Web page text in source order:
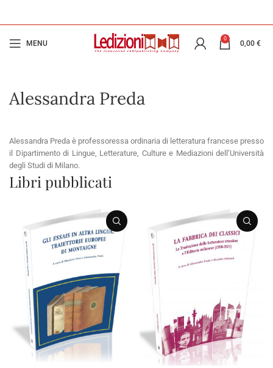
MENU
0
0,00 €
Alessandra Preda
Alessandra Preda è professoressa ordinaria di letteratura francese presso
il Dipartimento di Lingue, Letterature, Culture e Mediazioni dell’Università
degli Studi di Milano.
Libri pubblicati